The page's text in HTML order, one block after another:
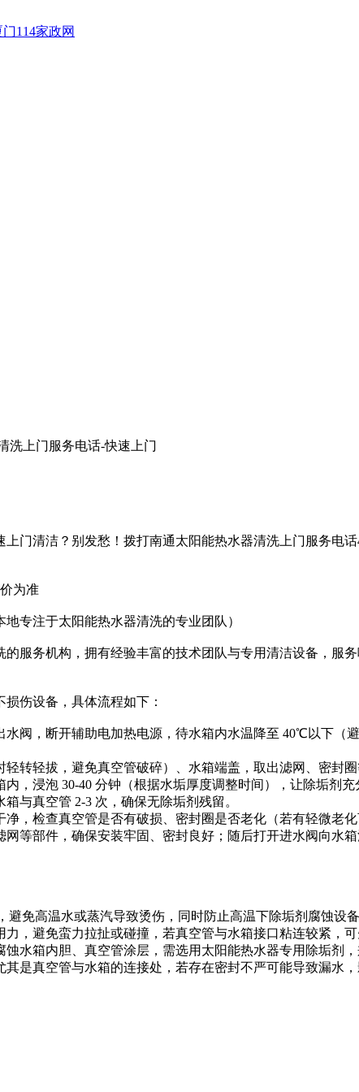
洗上门服务电话-快速上门
门清洁？别发愁！拨打南通太阳能热水器清洗上门服务电
为准
专注于太阳能热水器清洗的专业团队）
服务机构，拥有经验丰富的技术团队与专用清洁设备，服
伤设备，具体流程如下：
阀，断开辅助电加热电源，待水箱内水温降至 40℃以下（
转轻拔，避免真空管破碎）、水箱端盖，取出滤网、密封
，浸泡 30-40 分钟（根据水垢厚度调整时间），让除垢剂
与真空管 2-3 次，确保无除垢剂残留。
，检查真空管是否有破损、密封圈是否老化（若有轻微老
等部件，确保安装牢固、密封良好；随后打开进水阀向水
免高温水或蒸汽导致烫伤，同时防止高温下除垢剂腐蚀设备
，避免蛮力拉扯或碰撞，若真空管与水箱接口粘连较紧，
水箱内胆、真空管涂层，需选用太阳能热水器专用除垢剂，
是真空管与水箱的连接处，若存在密封不严可能导致漏水，